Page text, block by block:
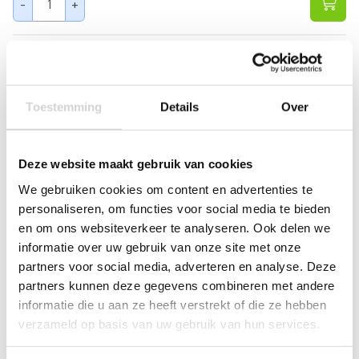
Toestemming Details Over
Deze website maakt gebruik van cookies
We gebruiken cookies om content en advertenties te
personaliseren, om functies voor social media te bieden
en om ons websiteverkeer te analyseren. Ook delen we
informatie over uw gebruik van onze site met onze
partners voor social media, adverteren en analyse. Deze
partners kunnen deze gegevens combineren met andere
informatie die u aan ze heeft verstrekt of die ze hebben
verzameld op basis van uw gebruik van hun services.
- +